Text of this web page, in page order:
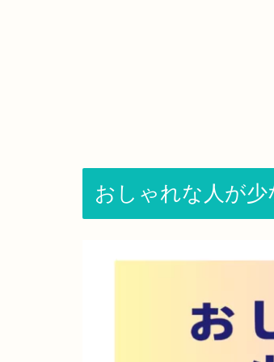
おしゃれな人が少